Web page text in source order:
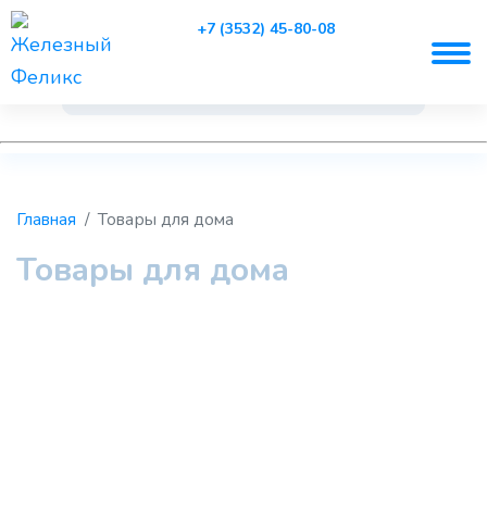
+7 (3532) 45-80-08
Главная Товары для дома
Товары для дома